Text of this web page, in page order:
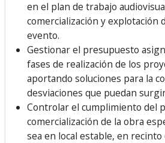
en el plan de trabajo
comercialización y explotación
evento.
Gestionar el presupuesto
fases de realización de los
aportando soluciones para la
desviaciones que puedan
Controlar el cumplimiento del
comercialización de la obra
sea en local estable, en